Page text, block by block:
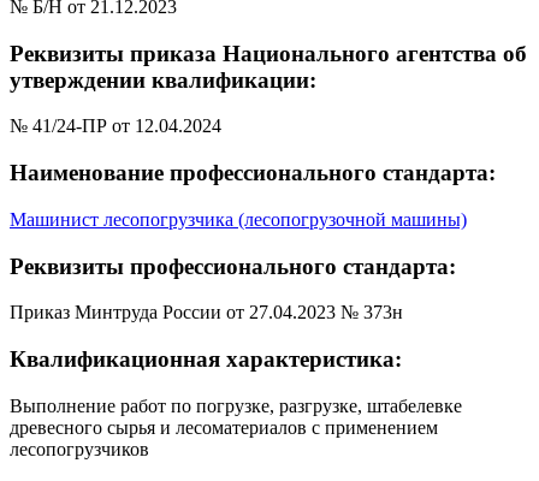
№ Б/Н от 21.12.2023
Реквизиты приказа Национального агентства об
утверждении квалификации:
№ 41/24-ПР от 12.04.2024
Наименование профессионального стандарта:
Машинист лесопогрузчика (лесопогрузочной машины)
Реквизиты профессионального стандарта:
Приказ Минтруда России от 27.04.2023 № 373н
Квалификационная характеристика:
Выполнение работ по погрузке, разгрузке, штабелевке
древесного сырья и лесоматериалов с применением
лесопогрузчиков